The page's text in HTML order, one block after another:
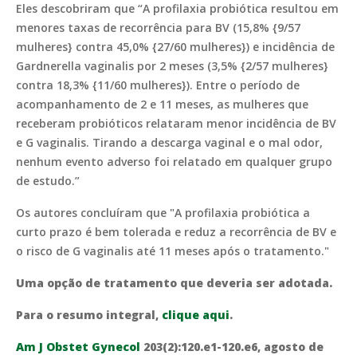
Eles descobriram que “A profilaxia probiótica resultou em
menores taxas de recorrência para BV (15,8% {9/57
mulheres} contra 45,0% {27/60 mulheres}) e incidência de
Gardnerella vaginalis por 2 meses (3,5% {2/57 mulheres}
contra 18,3% {11/60 mulheres}). Entre o período de
acompanhamento de 2 e 11 meses, as mulheres que
receberam probióticos relataram menor incidência de BV
e G vaginalis. Tirando a descarga vaginal e o mal odor,
nenhum evento adverso foi relatado em qualquer grupo
de estudo.”
Os autores concluíram que "A profilaxia probiótica a
curto prazo é bem tolerada e reduz a recorrência de BV e
o risco de G vaginalis até 11 meses após o tratamento."
Uma opção de tratamento que deveria ser adotada.
Para o resumo integral, clique aqui.
Am J Obstet Gynecol 203(2):120.e1-120.e6, agosto de